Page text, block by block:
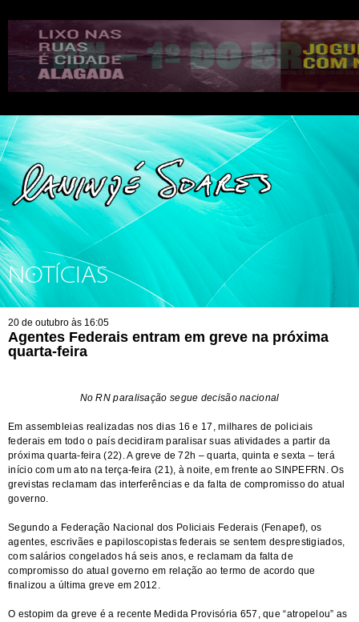
NOTÍCIAS
20 de outubro às 16:05
Agentes Federais entram em greve na próxima
quarta-feira
No RN paralisação segue decisão nacional
Em assembleias realizadas nos dias 16 e 17, milhares de policiais
federais em todo o país decidiram paralisar suas atividades a partir da
próxima quarta-feira (22). A greve de 72h – quarta, quinta e sexta – terá
início com um ato na terça-feira (21), à noite, em frente ao SINPEFRN. Os
grevistas reclamam das interferências e da falta de compromisso do atual
governo.
Segundo a Federação Nacional dos Policiais Federais (Fenapef), os
agentes, escrivães e papiloscopistas federais se sentem desprestigiados,
com salários congelados há seis anos, e reclamam da falta de
compromisso do atual governo em relação ao termo de acordo que
finalizou a última greve em 2012.
O estopim da greve é a recente Medida Provisória 657, que “atropelou” as